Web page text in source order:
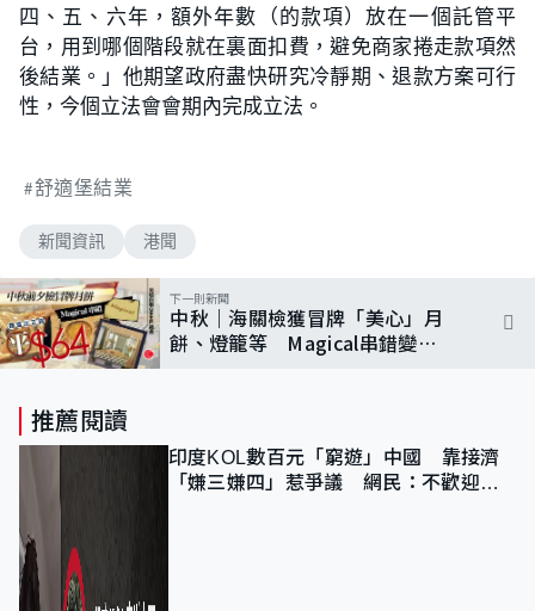
四、五、六年，額外年數（的款項）放在一個託管平
台，用到哪個階段就在裏面扣費，避免商家捲走款項然
後結業。」他期望政府盡快研究冷靜期、退款方案可行
性，今個立法會會期內完成立法。
舒適堡結業
新聞資訊 港聞
下一則新聞
中秋｜海關檢獲冒牌「美心」月
餅、燈籠等 Magical串錯變
推薦閱讀
印度KOL數百元「窮遊」中國 靠接濟
「嫌三嫌四」惹爭議 網民：不歡迎劣